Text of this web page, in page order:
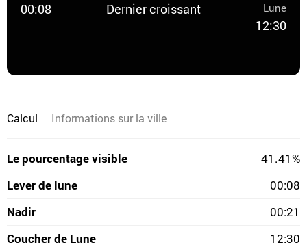
00:08 Dernier croissant
Lune
12:30
Calcul Informations sur la ville
Le pourcentage visible
41.41%
Lever de lune
00:08
Nadir
00:21
Coucher de Lune
12:30